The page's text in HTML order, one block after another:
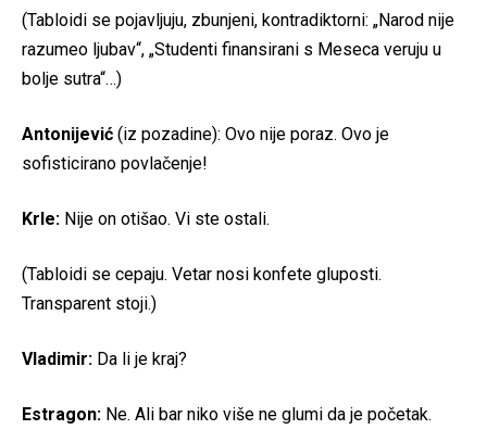
(Tabloidi se pojavljuju, zbunjeni, kontradiktorni: „Narod nije
razumeo ljubav“, „Studenti finansirani s Meseca veruju u
bolje sutra“…)
Antonijević (iz pozadine): Ovo nije poraz. Ovo je
sofisticirano povlačenje!
Krle: Nije on otišao. Vi ste ostali.
(Tabloidi se cepaju. Vetar nosi konfete gluposti.
Transparent stoji.)
Vladimir: Da li je kraj?
Estragon: Ne. Ali bar niko više ne glumi da je početak.